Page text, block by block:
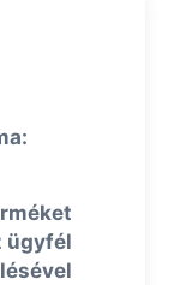
ügyfél